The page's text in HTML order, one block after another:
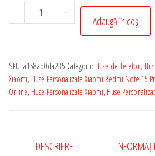
-
Cantitate
Husa
Poza
Ta
Redmi
+
Adaugă în coș
SKU: a158ab0da235 Categorii: Huse de Telefon,
Xiaomi, Huse Personalizate Xiaomi Redmi Note 15
Online, Huse Personalizate Xiaomi, Huse
DESCRIERE